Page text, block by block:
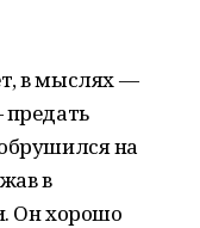
в мыслях —
на
в
Он хорошо